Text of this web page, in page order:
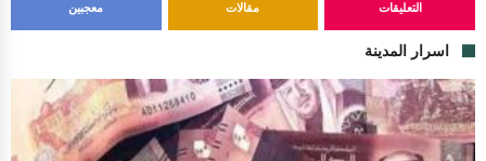
معجبين مقالات التعليقات
اسرار المدينة